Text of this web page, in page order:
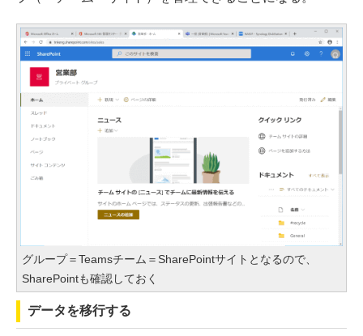
グループ＝Teamsチーム＝SharePointサイトとなるので、
SharePointも確認しておく
データを移行する